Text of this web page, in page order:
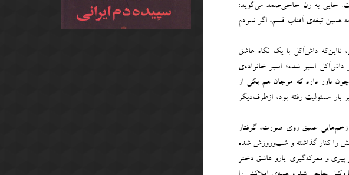
جایی به زن حاجی‌صمد می‌گوید:
همین تیغه‌ی آفتاب قسم، اگر نمردم
تااین‌که داش‌آکل با یک نگاه عاشق
اسیر شده؛ اسیر خانواده‌ی
باور دارد که مرجان هم یکی از
مسئولیت رفته بود، ازطرف‌دیگر
عمیق روی صورت، گرفتار
را کنار گذاشته و شب‌وروزش شده
و معرکه‌گیری. یارو عاشق دختر